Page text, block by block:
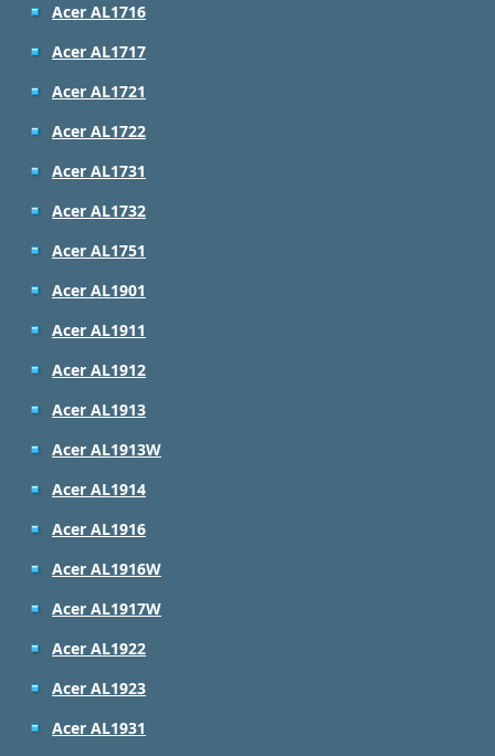
Acer AL1716
Acer AL1717
Acer AL1721
Acer AL1722
Acer AL1731
Acer AL1732
Acer AL1751
Acer AL1901
Acer AL1911
Acer AL1912
Acer AL1913
Acer AL1913W
Acer AL1914
Acer AL1916
Acer AL1916W
Acer AL1917W
Acer AL1922
Acer AL1923
Acer AL1931